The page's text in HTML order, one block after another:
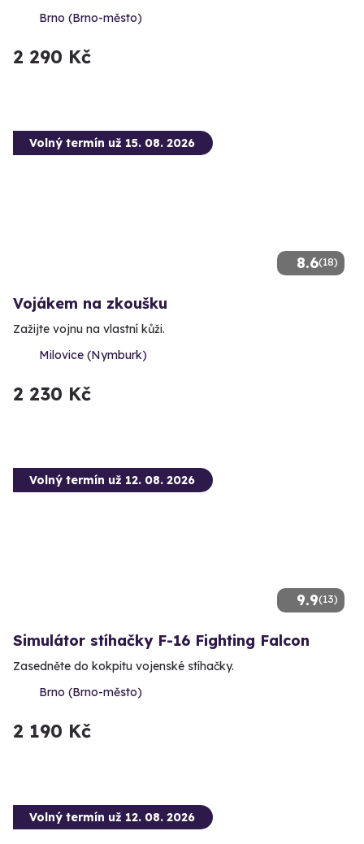
Brno (Brno-město)
2 290 Kč
8.6(18)
Volný termín už 15. 08. 2026
Vojákem na zkoušku
Zažijte vojnu na vlastní kůži.
Milovice (Nymburk)
2 230 Kč
9.9(13)
Volný termín už 12. 08. 2026
Simulátor stíhačky F-16 Fighting Falcon
Zasedněte do kokpitu vojenské stíhačky.
Brno (Brno-město)
2 190 Kč
Volný termín už 12. 08. 2026